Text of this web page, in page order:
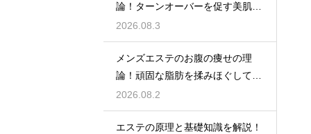
論！ターンオーバーを促す美肌の
秘密
2026.08.3
メンズエステのお腹の痩せの理
論！頑固な脂肪を揉みほぐして燃
焼をサポートする
2026.08.2
エステの原理と基礎知識を解説！